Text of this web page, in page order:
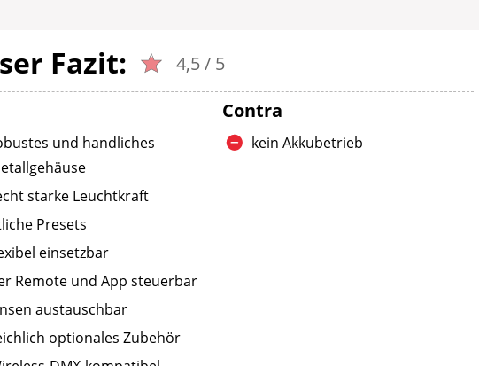
Fazit:
4,5 / 5
und handliches
starke Leuchtkraft
Presets
einsetzbar
Remote und App steuerbar
austauschbar
optionales Zubehör
Contra
kein Akkubetrieb